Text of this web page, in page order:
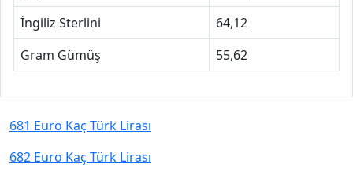
İngiliz Sterlini
64,12
Gram Gümüş
55,62
681 Euro Kaç Türk Lirası
682 Euro Kaç Türk Lirası